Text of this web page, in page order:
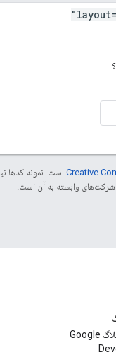
Creative است. نمونه کدها
آخرین اخبار در وبلاگ Google